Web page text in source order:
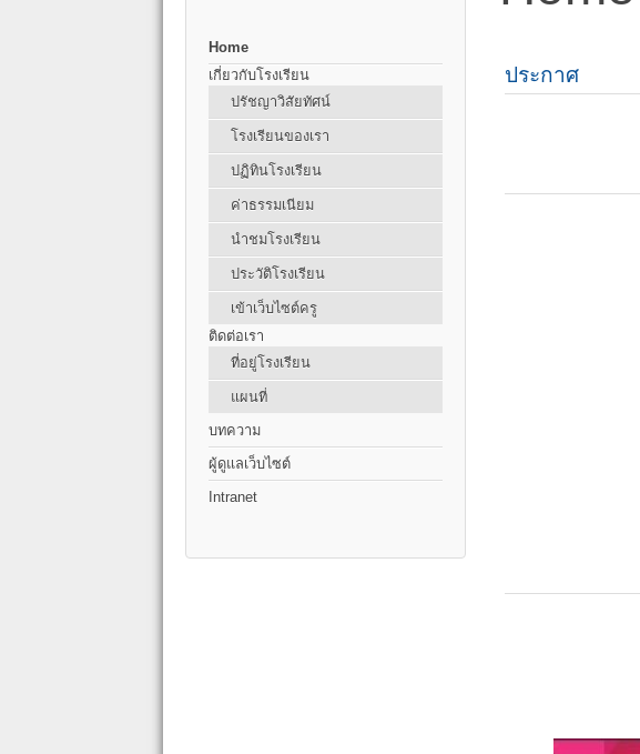
Home
เกี่ยวกับโรงเรียน
ปรัชญาวิสัยทัศน์
โรงเรียนของเรา
ปฏิทินโรงเรียน
ค่าธรรมเนียม
นำชมโรงเรียน
ประวัติโรงเรียน
เข้าเว็บไซต์ครู
ติดต่อเรา
ที่อยู่โรงเรียน
แผนที่
บทความ
ผู้ดูแลเว็บไซต์
Intranet
ประกาศ